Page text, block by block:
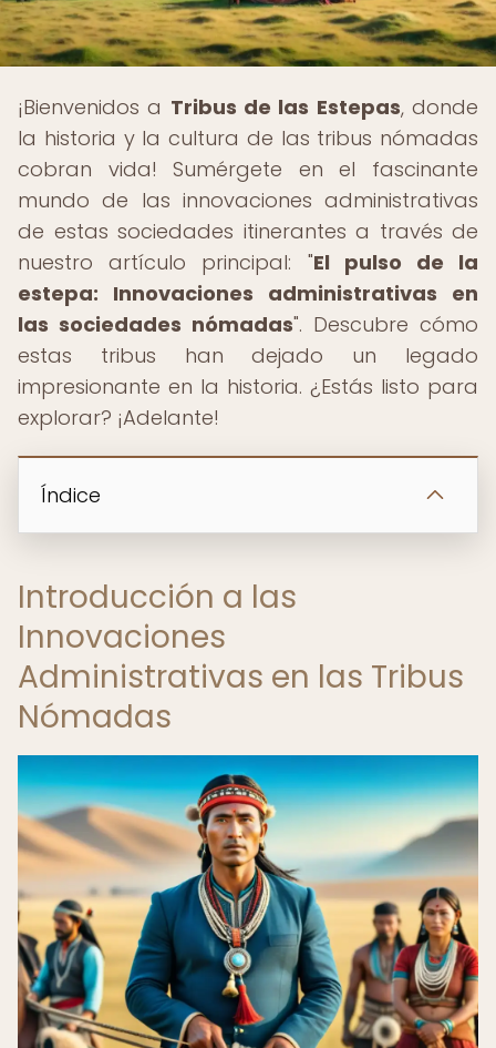
¡Bienvenidos a Tribus de las Estepas, donde
la historia y la cultura de las tribus nómadas
cobran vida! Sumérgete en el fascinante
mundo de las innovaciones administrativas
de estas sociedades itinerantes a través de
nuestro artículo principal: "El pulso de la
estepa: Innovaciones administrativas en
las sociedades nómadas". Descubre cómo
estas tribus han dejado un legado
impresionante en la historia. ¿Estás listo para
explorar? ¡Adelante!
Índice
Introducción a las
Innovaciones
Administrativas en las Tribus
Nómadas